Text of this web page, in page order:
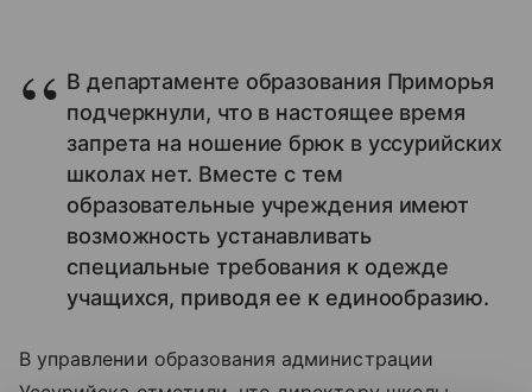
В департаменте образования Приморья
подчеркнули, что в настоящее время
запрета на ношение брюк в уссурийских
школах нет. Вместе с тем
образовательные учреждения имеют
возможность устанавливать
специальные требования к одежде
учащихся, приводя ее к единообразию.
В управлении образования администрации